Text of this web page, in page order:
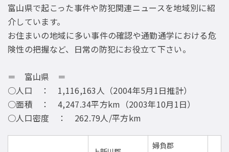
富山県で起こった事件や防犯関連ニュースを地域別に紹
介しています。
お住まいの地域に多い事件の確認や通勤通学における危
険性の把握など、日常の防犯にお役立て下さい。
＝ 富山県 ＝
○人口 ： 1,116,163人（2004年5月1日推計）
○面積 ： 4,247.34平方km（2003年10月1日）
○人口密度 ： 262.79人/平方km
婦負郡